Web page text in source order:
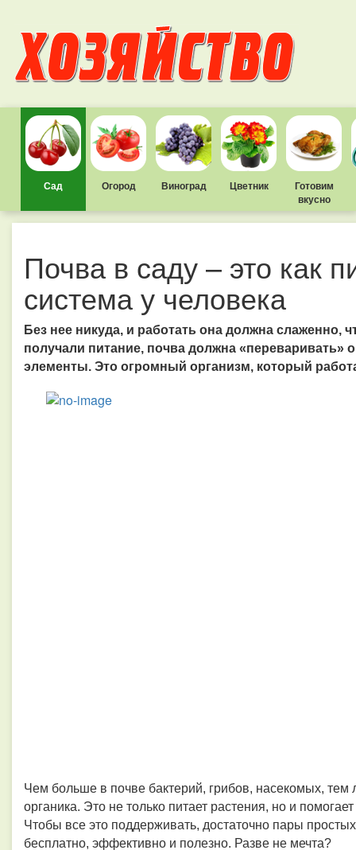
Сад Огород Виноград Цветник
Готовим
вкусно
Почва в саду – это как
система у человека
Без нее никуда, и работать она должна слаженно,
получали питание, почва должна «переваривать»
элементы. Это огромный организм, который
Чем больше в почве бактерий, грибов, насекомых,
органика. Это не только питает растения, но и
Чтобы все это поддерживать, достаточно пары
бесплатно, эффективно и полезно. Разве не мечта?